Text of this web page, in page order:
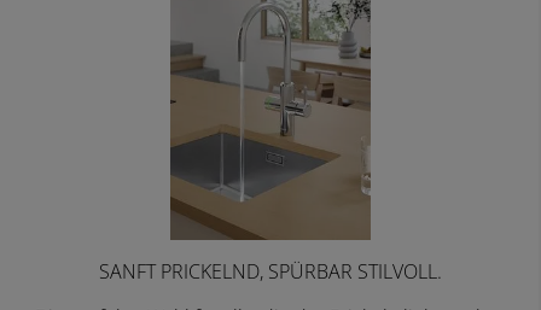
SANFT PRICKELND, SPÜRBAR STILVOLL.